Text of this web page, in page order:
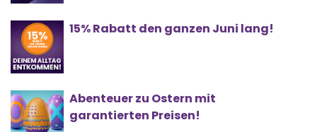
15% Rabatt den ganzen Juni lang!
Abenteuer zu Ostern mit
garantierten Preisen!